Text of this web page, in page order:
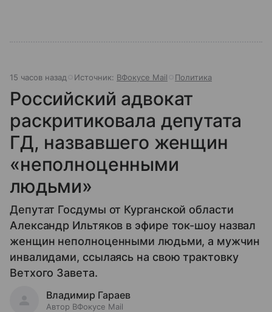
15 часов назад Источник: ВФокусе Mail Политика
Российский адвокат
раскритиковала депутата
ГД, назвавшего женщин
«неполноценными
людьми»
Депутат Госдумы от Курганской области
Александр Ильтяков в эфире ток-шоу назвал
женщин неполноценными людьми, а мужчин
инвалидами, ссылаясь на свою трактовку
Ветхого Завета.
Владимир Гараев
Автор ВФокусе Mail